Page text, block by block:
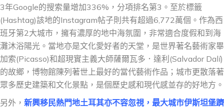
3年Google的搜索量增加336%，分項排名第3。至於標籤
(Hashtag)該地的Instagram帖子則共有超過6,772萬個。作為西
班牙第2大城市，擁有濃厚的地中海氛圍，非常適合度假和到海
灘沐浴陽光。當地亦是文化愛好者的天堂，是世界著名藝術家畢
加索(Picasso)和超現實主義大師薩爾瓦多．達利(Salvador Dalí)
的故鄉，博物館陳列著世上最好的當代藝術作品；城市更散落著
眾多歷史建築和文化景點，是個歷史感和現代感並存的好地方。
另外， 新興移民熱門地土耳其亦不容忽視，最大城市伊斯坦堡躋